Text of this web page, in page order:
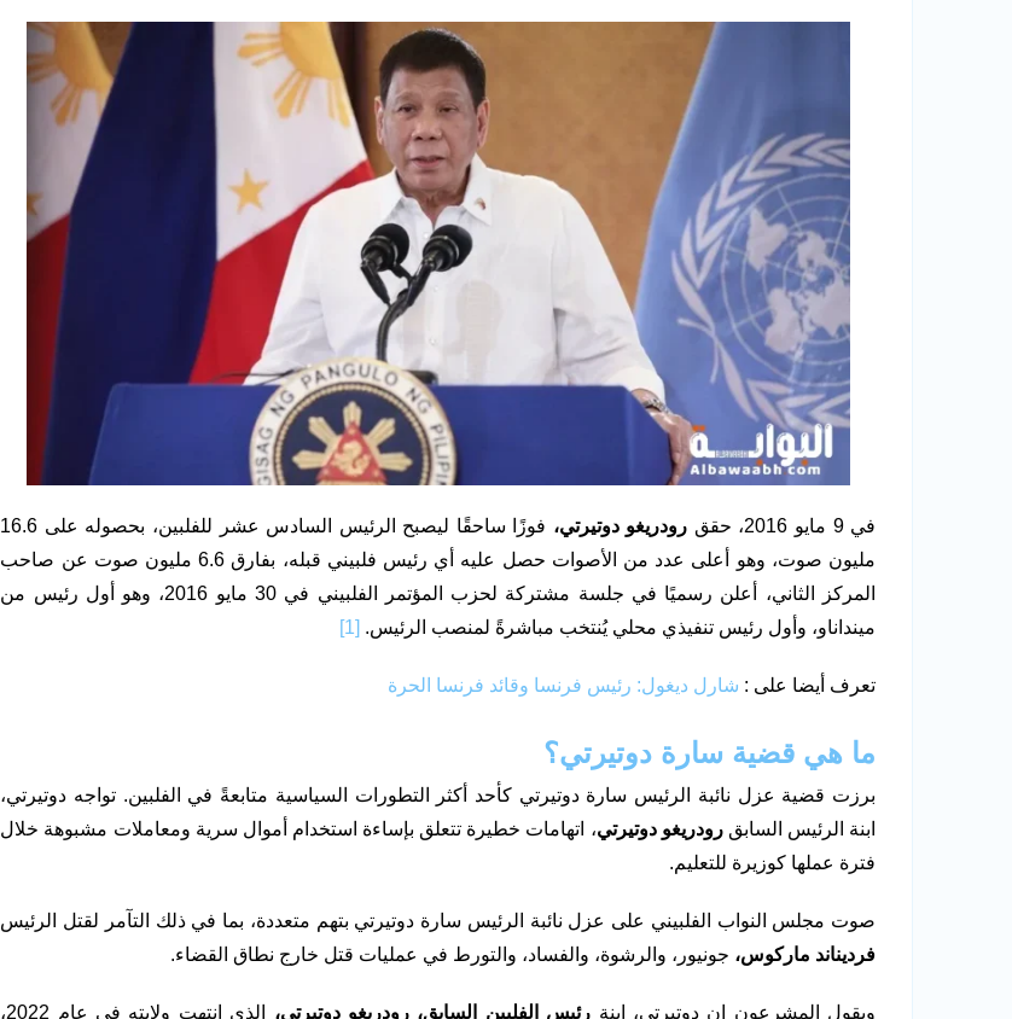
في 9 مايو 2016، حقق رودريغو دوتيرتي،
فوزًا ساحقًا ليصبح الرئيس السادس عشر للفلبين، بحصوله على 16.6
مليون صوت، وهو أعلى عدد من الأصوات حصل عليه أي رئيس فلبيني قبله، بفارق 6.6 مليون صوت عن صاحب
المركز الثاني، أعلن رسميًا في جلسة مشتركة لحزب المؤتمر الفلبيني في 30 مايو 2016، وهو أول رئيس من
مينداناو، وأول رئيس تنفيذي محلي يُنتخب مباشرةً لمنصب الرئيس. [1]
تعرف أيضا على : شارل ديغول: رئيس فرنسا وقائد فرنسا الحرة
ما هي قضية سارة دوتيرتي؟
برزت قضية عزل نائبة الرئيس سارة دوتيرتي كأحد أكثر التطورات السياسية متابعةً في الفلبين. تواجه دوتيرتي،
ابنة الرئيس السابقرودريغو دوتيرتي، اتهامات خطيرة تتعلق بإساءة استخدام أموال سرية ومعاملات مشبوهة خلال
فترة عملها كوزيرة للتعليم.
صوت مجلس النواب الفلبيني على عزل نائبة الرئيس سارة دوتيرتي بتهم متعددة، بما في ذلك التآمر لقتل الرئيس
فرديناند ماركوس، جونيور، والرشوة، والفساد، والتورط في عمليات قتل خارج نطاق القضاء.
ويقول المشرعون إن دوتيرتي، ابنة رئيس الفلبين السابق، رودريغو دوتيرتي،
الذي انتهت ولايته في عام 2022،